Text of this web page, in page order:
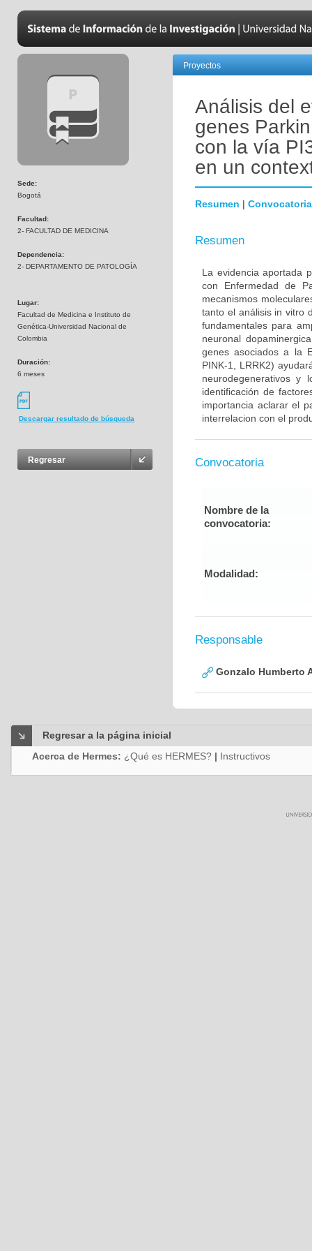
Sede:
Bogotá
Facultad:
2- FACULTAD DE MEDICINA
Dependencia:
2- DEPARTAMENTO DE PATOLOGÍA
Lugar:
Facultad de Medicina e Instituto de
Genética-Universidad Nacional de
Colombia
Duración:
6 meses
Descargar resultado de búsqueda
Regresar
Proyectos
Análisis del
genes
con la vía
en un
Resumen | Convocatoria
Resumen
La evidencia aportada
con Enfermedad de
mecanismos
tanto el análisis in vitro
fundamentales para
neuronal
genes asociados a la
PINK-1, LRRK2)
neurodegenerativos y
identificación de
importancia aclarar el
interrelacion con el
Convocatoria
Nombre de la
convocatoria:
Modalidad:
Responsable
Gonzalo Humberto
Regresar a la página inicial
Acerca de Hermes: ¿Qué es HERMES? | Instructivos